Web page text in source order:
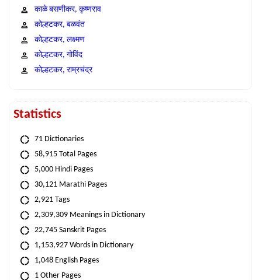
काळे बसणीकर, कृष्णराव
कोल्हटकर, बळवंत
कोल्हटकर, लक्ष्मण
कोल्हटकर, गोविंद
कोल्हटकर, राम्रचंद्र
Statistics
71 Dictionaries
58,915 Total Pages
5,000 Hindi Pages
30,121 Marathi Pages
2,921 Tags
2,309,309 Meanings in Dictionary
22,745 Sanskrit Pages
1,153,927 Words in Dictionary
1,048 English Pages
1 Other Pages